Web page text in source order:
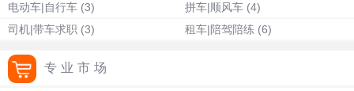
电动车|自行车 (3) 拼车|顺风车 (4)
司机|带车求职 (3) 租车|陪驾陪练 (6)
专业市场